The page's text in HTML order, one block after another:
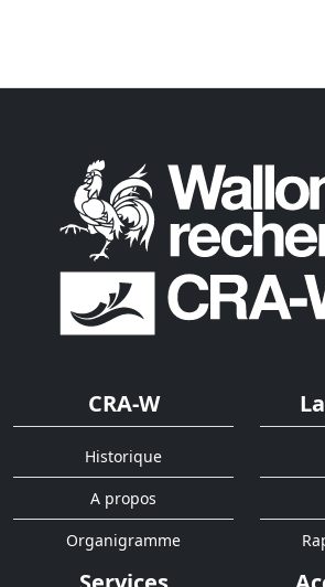
CRA-W
Historique
A propos
Organigramme